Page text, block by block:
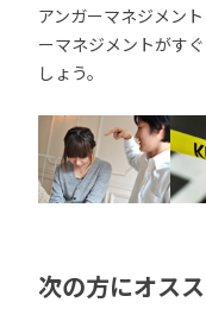
アンガーマネジメン
ーマネジメントがす
しょう。
次の方にオス